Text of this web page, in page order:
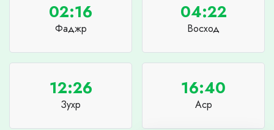
02:16
Фаджр
04:22
Восход
12:26
Зухр
16:40
Аср